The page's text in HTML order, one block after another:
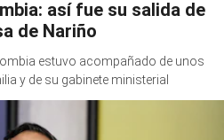
así fue su salida de
de Nariño
estuvo acompañado de unos
y de su gabinete ministerial